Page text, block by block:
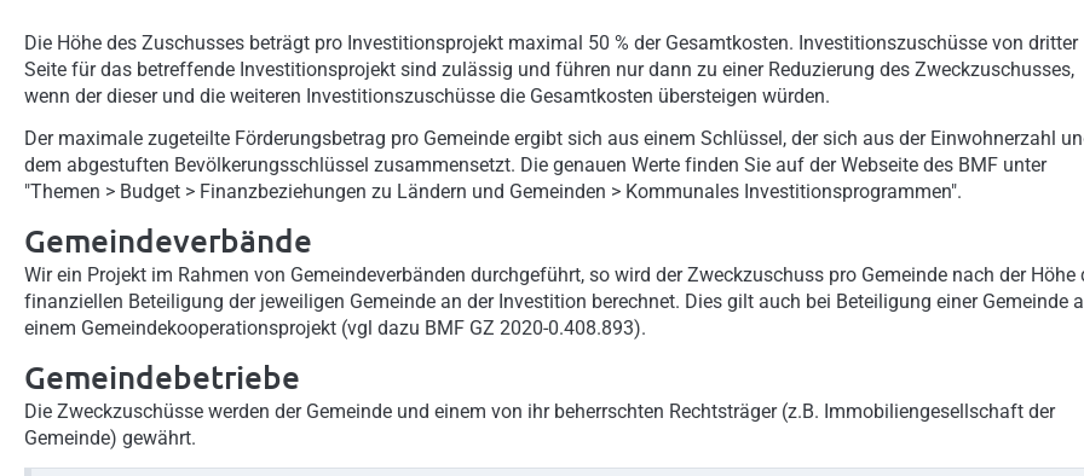
Die Höhe des Zuschusses beträgt pro Investitionsprojekt maximal 50 % der Gesamtkosten. Investitionszuschüsse von dritter
Seite für das betreffende Investitionsprojekt sind zulässig und führen nur dann zu einer Reduzierung des Zweckzuschusses,
wenn der dieser und die weiteren Investitionszuschüsse die Gesamtkosten übersteigen würden.
Der maximale zugeteilte Förderungsbetrag pro Gemeinde ergibt sich aus einem Schlüssel, der sich aus der Einwohnerzahl
dem abgestuften Bevölkerungsschlüssel zusammensetzt. Die genauen Werte finden Sie auf der Webseite des BMF unter
"Themen > Budget > Finanzbeziehungen zu Ländern und Gemeinden > Kommunales Investitionsprogrammen".
Gemeindeverbände
Wir ein Projekt im Rahmen von Gemeindeverbänden durchgeführt, so wird der Zweckzuschuss pro Gemeinde nach der Höhe
finanziellen Beteiligung der jeweiligen Gemeinde an der Investition berechnet. Dies gilt auch bei Beteiligung einer Gemeinde
einem Gemeindekooperationsprojekt (vgl dazu BMF GZ 2020-0.408.893).
Gemeindebetriebe
Die Zweckzuschüsse werden der Gemeinde und einem von ihr beherrschten Rechtsträger (z.B. Immobiliengesellschaft der
Gemeinde) gewährt.